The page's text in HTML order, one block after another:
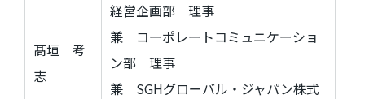
髙垣 考
志
経営企画部 理事
兼 コーポレートコミュニケーショ
ン部 理事
兼 SGHグローバル・ジャパン株式